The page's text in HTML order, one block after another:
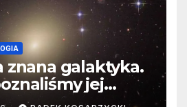
znana galaktyka.
jej